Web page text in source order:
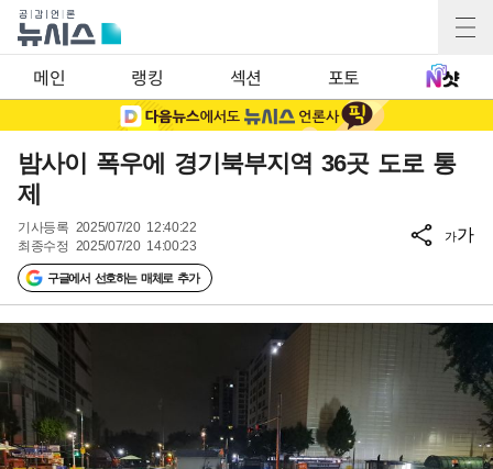
메인 랭킹 섹션 포토
밤사이 폭우에 경기북부지역 36곳 도로 통
제
기사등록 2025/07/20 12:40:22
최종수정 2025/07/20 14:00:23
구글에서 선호하는 매체로 추가
가가